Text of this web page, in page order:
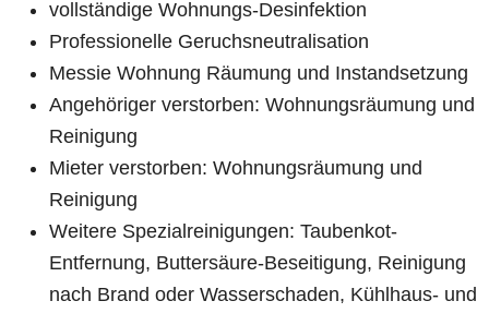
vollständige Wohnungs-Desinfektion
Professionelle Geruchsneutralisation
Messie Wohnung Räumung und Instandsetzung
Angehöriger verstorben: Wohnungsräumung und
Reinigung
Mieter verstorben: Wohnungsräumung und
Reinigung
Weitere Spezialreinigungen: Taubenkot-
Entfernung, Buttersäure-Beseitigung, Reinigung
nach Brand oder Wasserschaden, Kühlhaus- und